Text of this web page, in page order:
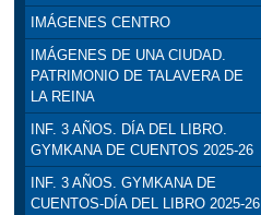
IMÁGENES CENTRO
IMÁGENES DE UNA CIUDAD.
PATRIMONIO DE TALAVERA DE
LA REINA
INF. 3 AÑOS. DÍA DEL LIBRO.
GYMKANA DE CUENTOS 2025-26
INF. 3 AÑOS. GYMKANA DE
CUENTOS-DÍA DEL LIBRO 2025-26